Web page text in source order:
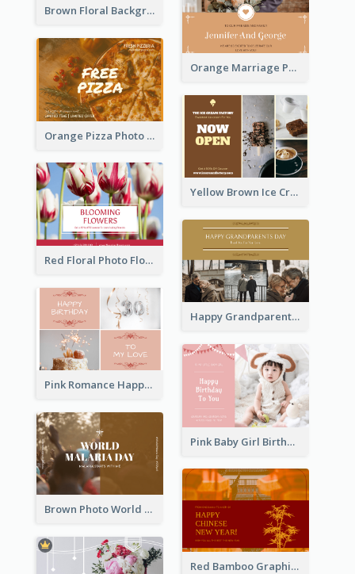
Brown Floral Background Farewell Postcard
Orange Marriage Photo Celebration Postcard
Orange Pizza Photo Restaurant Postcard
Yellow Brown Ice Cream Shop Postcard
Red Floral Photo Flower Shop Postcard
Happy Grandparents Day Photo Postcard
Pink Romance Happy Birthday Postcard
Pink Baby Girl Birthday Postcard
Brown Photo World Malaria Day Postcard
Red Bamboo Graphic Lunar New Year Postcard